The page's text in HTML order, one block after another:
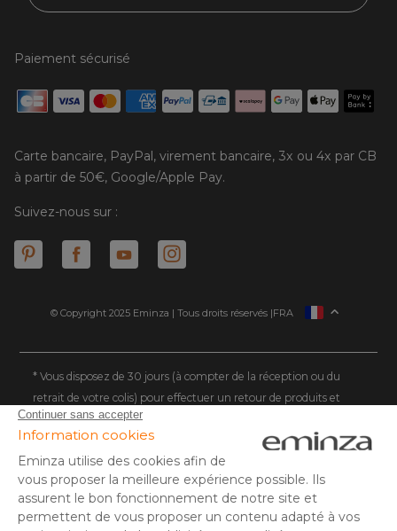
Paiement sécurisé
Carte bancaire, PayPal, virement bancaire, 3x ou 4x par CB
à partir de 50€, Google/Apple Pay.
Suivez-nous sur :
© Copyright 2025 Eminza | Tous droits réservés |
ESPAÑA
DEUTSCHLAND
NEDERLAND
DANMARK
FRA
* Vous disposez de 30 jours (à compter de la réception ou du
retrait de votre colis) pour effectuer un retour de produits et
vous faire rembourser. Hors colis volumineux
** Expédition le jour même pour toute commande passée avant
14 h (jours ouvrés - hors livraison éco)
(1) Remise de 10€ à partir de 80€ d'achat, hors frais de port. Offre
valable du 02/08/2026 au 06/08/2026 inclus, en saisissant le
code SUMMER26 lors de la commande. Offre non sécable, non